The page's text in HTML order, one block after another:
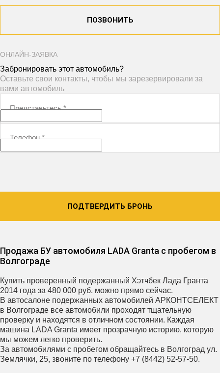
ПОЗВОНИТЬ
ОНЛАЙН-ЗАЯВКА
Забронировать этот автомобиль?
Оставьте свои контакты, чтобы мы зарезервировали за
вами автомобиль
Представьтесь*
Телефон*
ПОДТВЕРДИТЬ БРОНЬ
Продажа БУ автомобиля LADA Granta с пробегом в
Волгограде
Купить проверенный подержанный Хэтчбек Лада Гранта
2014 года за 480 000 руб. можно прямо сейчас.
В автосалоне подержанных автомобилей АРКОНТСЕЛЕКТ
в Волгограде все автомобили проходят тщательную
проверку и находятся в отличном состоянии. Каждая
машина LADA Granta имеет прозрачную историю, которую
мы можем легко проверить.
За автомобилями с пробегом обращайтесь в Волгоград ул.
Землячки, 25, звоните по телефону +7 (8442) 52-57-50.